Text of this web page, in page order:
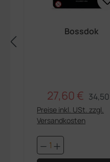
Bossdok
Verkaufspreis:
27,60 €
Preise inkl. USt. zzgl.
Versandkosten
Produkt